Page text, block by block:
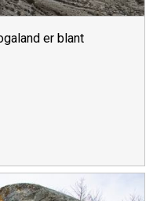
er blant